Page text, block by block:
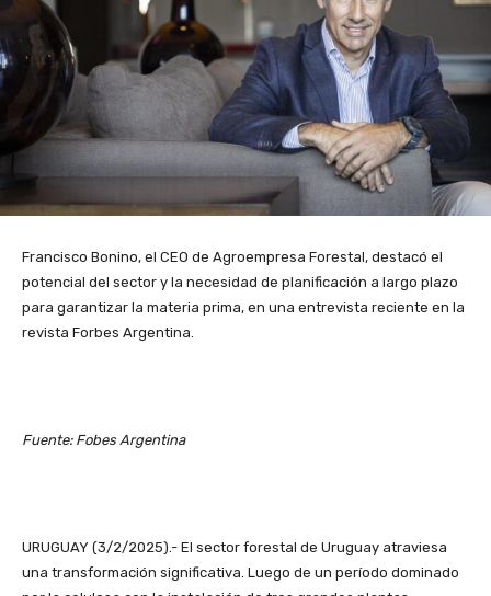
Francisco Bonino, el CEO de Agroempresa Forestal, destacó el
potencial del sector y la necesidad de planificación a largo plazo
para garantizar la materia prima, en una entrevista reciente en la
revista Forbes Argentina.
Fuente: Fobes Argentina
URUGUAY (3/2/2025).- El sector forestal de Uruguay atraviesa
una transformación significativa. Luego de un período dominado